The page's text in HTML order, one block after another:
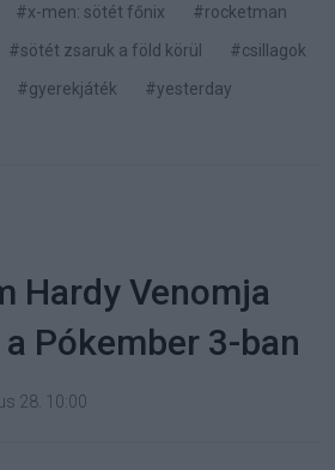
#x-men: sötét főnix
#rocketman
#sötét zsaruk a föld körül
#csillagok
#gyerekjáték
#yesterday
Hardy Venomja
Pókember 3-ban
28. 10:00